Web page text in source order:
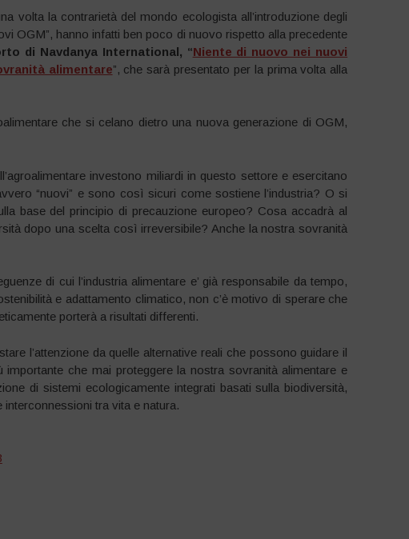
volta la contrarietà del mondo ecologista all’introduzione degli
OGM”, hanno infatti ben poco di nuovo rispetto alla precedente
di Navdanya International, “Niente di nuovo nei nuovi
alimentare”, che sarà presentato per la prima volta alla
che si celano dietro una nuova generazione di OGM,
investono miliardi in questo settore e esercitano
“nuovi” e sono così sicuri come sostiene l’industria? O si
base del principio di precauzione europeo? Cosa accadrà al
dopo una scelta così irreversibile? Anche la nostra sovranità
di cui l’industria alimentare e’ già responsabile da tempo,
e adattamento climatico, non c’è motivo di sperare che
porterà a risultati differenti.
l’attenzione da quelle alternative reali che possono guidare il
che mai proteggere la nostra sovranità alimentare e
di sistemi ecologicamente integrati basati sulla biodiversità,
tra vita e natura.